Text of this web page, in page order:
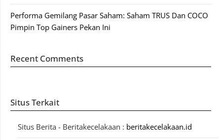
Performa Gemilang Pasar Saham: Saham TRUS Dan COCO
Pimpin Top Gainers Pekan Ini
Recent Comments
Situs Terkait
Situs Berita - Beritakecelakaan : beritakecelakaan.id